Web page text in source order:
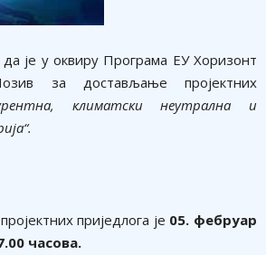
је у оквиру Програма ЕУ Хоризонт
за достављање пројектних
климатски неутрална и
приједлога је 05. фебруар
часова.